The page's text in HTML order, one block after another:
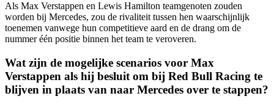
Als Max Verstappen en Lewis Hamilton teamgenoten zouden
worden bij Mercedes, zou de rivaliteit tussen hen waarschijnlijk
toenemen vanwege hun competitieve aard en de drang om de
nummer één positie binnen het team te veroveren.
Wat zijn de mogelijke scenarios voor Max
Verstappen als hij besluit om bij Red Bull Racing te
blijven in plaats van naar Mercedes over te stappen?